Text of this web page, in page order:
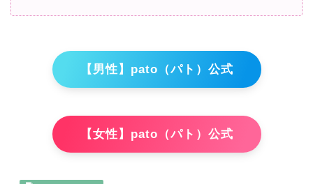
【男性】pato（パト）公式
【女性】pato（パト）公式